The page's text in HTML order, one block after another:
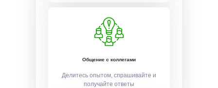
Общение с коллегами
Делитесь опытом, спрашивайте и
получайте ответы